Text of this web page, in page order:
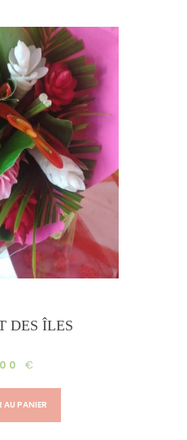
DES ÎLES
€
AU PANIER